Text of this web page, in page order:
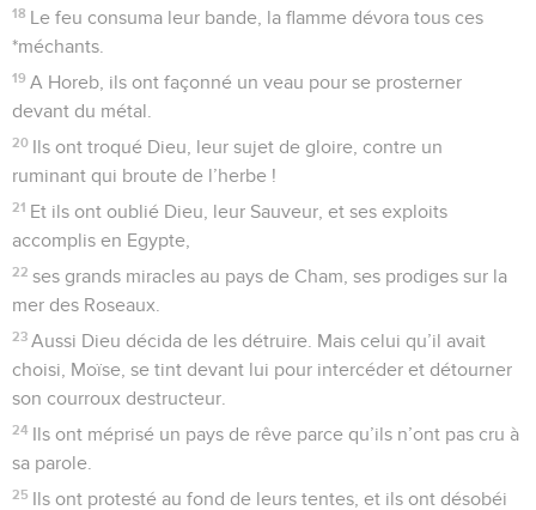
18 Le feu consuma leur bande, la flamme dévora tous ces
*méchants.
19 A Horeb, ils ont façonné un veau pour se prosterner
devant du métal.
20 Ils ont troqué Dieu, leur sujet de gloire, contre un
ruminant qui broute de l’herbe !
21 Et ils ont oublié Dieu, leur Sauveur, et ses exploits
accomplis en Egypte,
22 ses grands miracles au pays de Cham, ses prodiges sur la
mer des Roseaux.
23 Aussi Dieu décida de les détruire. Mais celui qu’il avait
choisi, Moïse, se tint devant lui pour intercéder et détourner
son courroux destructeur.
24 Ils ont méprisé un pays de rêve parce qu’ils n’ont pas cru à
sa parole.
25 Ils ont protesté au fond de leurs tentes, et ils ont désobéi